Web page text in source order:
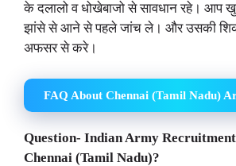
के दलालो व धोखेबाजो से सावधान रहे। आप
झांसे से आने से पहले जांच ले। और उसकी
अफसर से करे।
FAQ About Chennai (Tamil Nadu)
Question- Indian Army
Chennai (Tamil Nadu)?